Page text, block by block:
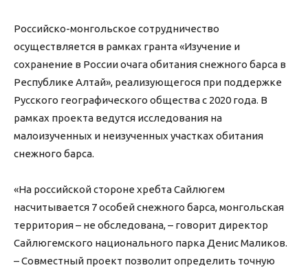
Российско-монгольское сотрудничество
осуществляется в рамках гранта «Изучение и
сохранение в России очага обитания снежного барса в
Республике Алтай», реализующегося при поддержке
Русского географического общества с 2020 года. В
рамках проекта ведутся исследования на
малоизученных и неизученных участках обитания
снежного барса.
«На российской стороне хребта Сайлюгем
насчитывается 7 особей снежного барса, монгольская
территория – не обследована, – говорит директор
Сайлюгемского национального парка Денис Маликов.
– Совместный проект позволит определить точную